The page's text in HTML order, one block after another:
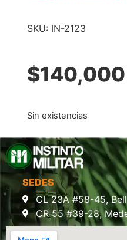
SKU: IN-2123
$140,000
Sin existencias
SEDES
CL 23A #58-45,
CR 55 #39-28,